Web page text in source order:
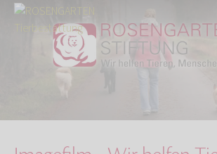
Über uns
Aktuelles
Imagefilm - Wir helfen Tieren, Menschen zu he…